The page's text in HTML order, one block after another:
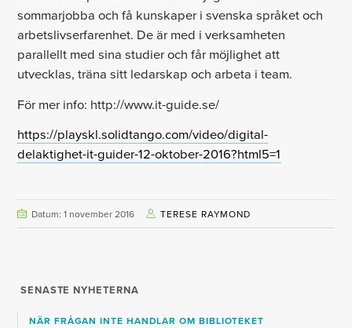
sommarjobba och få kunskaper i svenska språket och
arbetslivserfarenhet. De är med i verksamheten
parallellt med sina studier och får möjlighet att
utvecklas, träna sitt ledarskap och arbeta i team.
För mer info: http://www.it-guide.se/
https://playskl.solidtango.com/video/digital-
delaktighet-it-guider-12-oktober-2016?html5=1
Datum: 1 november 2016 TERESE RAYMOND
SENASTE NYHETERNA
NÄR FRÅGAN INTE HANDLAR OM BIBLIOTEKET